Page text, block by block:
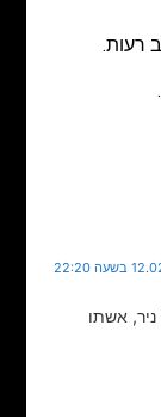
רעות.
22:20
אשתו